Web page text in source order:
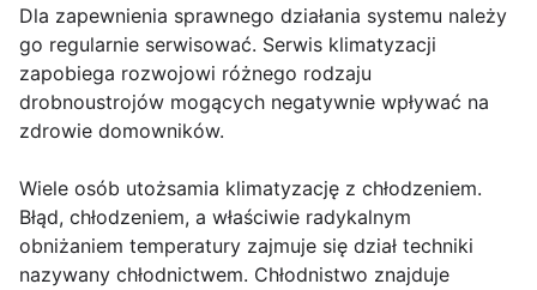
Dla zapewnienia sprawnego działania systemu należy
go regularnie serwisować. Serwis klimatyzacji
zapobiega rozwojowi różnego rodzaju
drobnoustrojów mogących negatywnie wpływać na
zdrowie domowników.
Wiele osób utożsamia klimatyzację z chłodzeniem.
Błąd, chłodzeniem, a właściwie radykalnym
obniżaniem temperatury zajmuje się dział techniki
nazywany chłodnictwem. Chłodnistwo znajduje